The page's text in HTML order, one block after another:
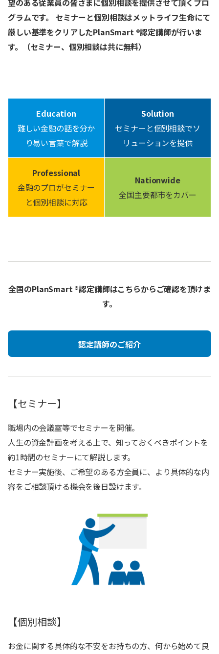
望のある従業員の皆さまに個別相談を提供させて頂くプロ
グラムです。 セミナーと個別相談はメットライフ生命にて
厳しい基準をクリアしたPlanSmart ®認定講師が行いま
す。（セミナー、個別相談は共に無料）
Education
難しい金融の話を分か
り易い言葉で解説
Solution
セミナーと個別相談でソ
リューションを提供
Professional
金融のプロがセミナー
と個別相談に対応
Nationwide
全国主要都市をカバー
全国のPlanSmart ®認定講師はこちらからご確認を頂けま
す。
認定講師のご紹介
【セミナー】
職場内の会議室等でセミナーを開催。
人生の資金計画を考える上で、知っておくべきポイントを
約1時間のセミナーにて解説します。
セミナー実施後、ご希望のある方全員に、より具体的な内
容をご相談頂ける機会を後日設けます。
【個別相談】
お金に関する具体的な不安をお持ちの方、何から始めて良